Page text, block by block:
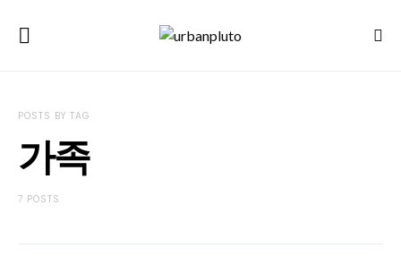
POSTS BY TAG
가족
7 POSTS